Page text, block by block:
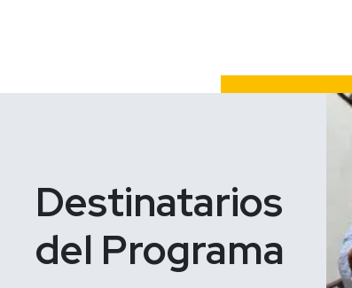
Destinatarios
del Programa